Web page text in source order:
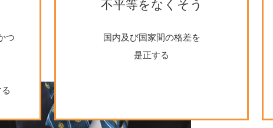
つ
不平等をなくそう
国内及び国家間の格差を
是正する